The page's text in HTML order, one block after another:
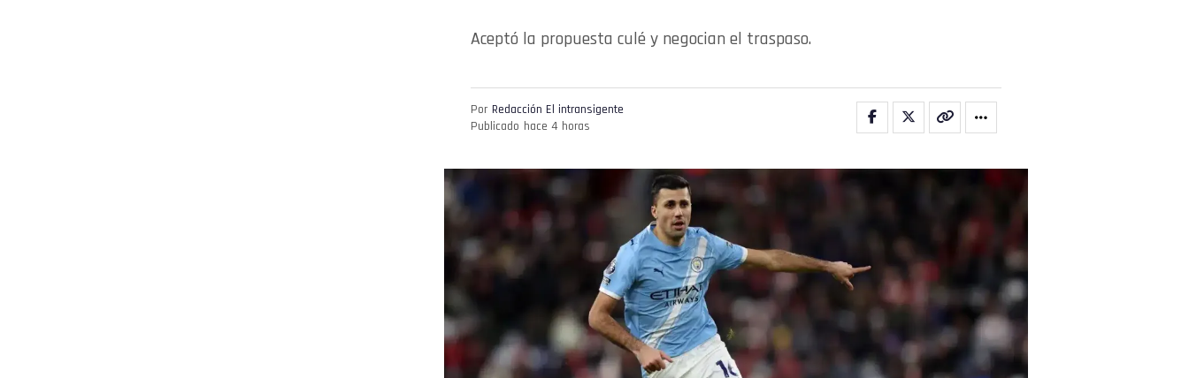
Aceptó la propuesta culé y negocian el traspaso.
Por Redacción El intransigente
Publicado hace 4 horas